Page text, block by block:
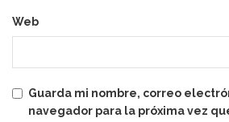
Web
Guarda mi nombre, correo
navegador para la próxima vez